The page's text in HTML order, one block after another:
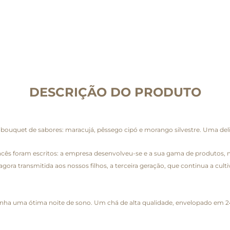
DESCRIÇÃO DO PRODUTO
de sabores: maracujá, pêssego cipó e morango silvestre. Uma
foram escritos: a empresa desenvolveu-se e a sua gama de
transmitida aos nossos filhos, a terceira geração, que continua a
uma ótima noite de sono. Um chá de alta qualidade, envelopado em